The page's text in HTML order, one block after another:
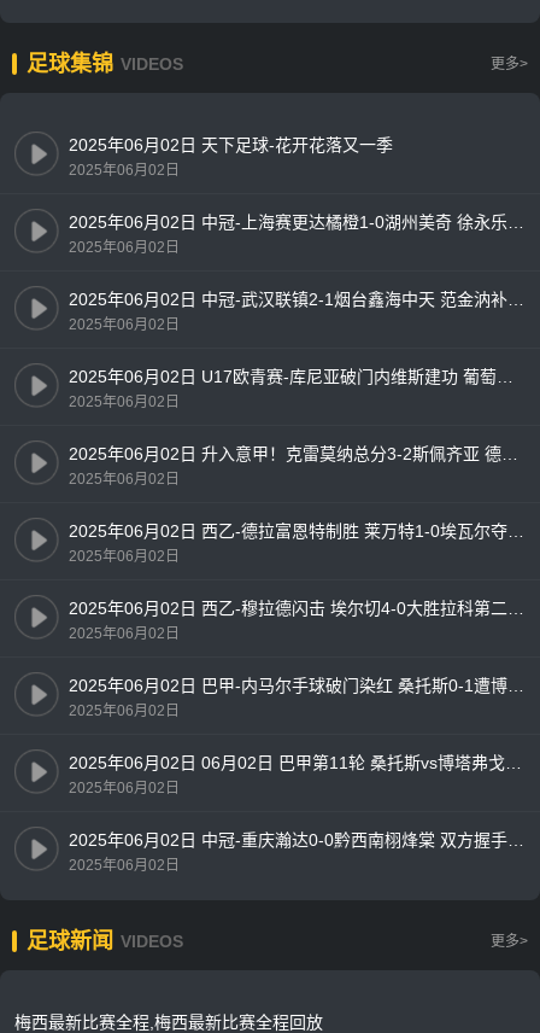
足球集锦 VIDEOS 更多>
2025年06月02日 天下足球-花开花落又一季
2025年06月02日
2025年06月02日
2025年06月02日
2025年06月02日
2025年06月02日
2025年06月02日
2025年06月02日
2025年06月02日
2025年06月02日
2025年06月02日
足球新闻 VIDEOS 更多>
梅西最新比赛全程,梅西最新比赛全程回放